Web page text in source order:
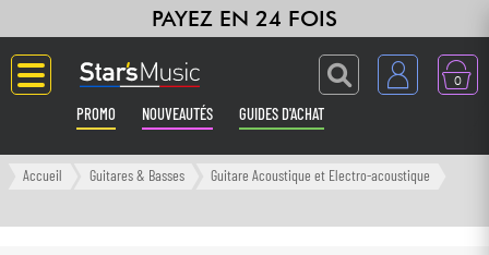
PAYEZ EN 24 FOIS
0
PROMO NOUVEAUTÉS GUIDES D'ACHAT
Langue
Accueil Guitares & Basses Guitare Acoustique et Electro-acoustique